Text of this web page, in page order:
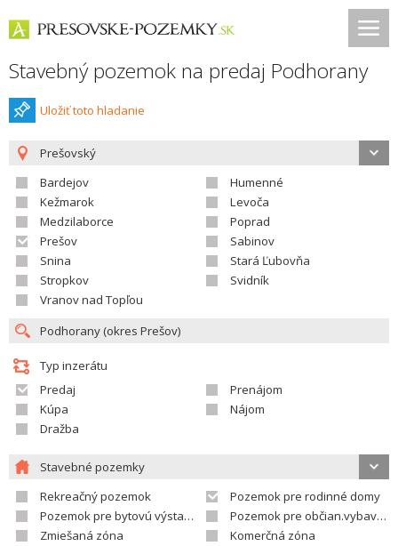
Stavebný pozemok na predaj Podhorany
Uložiť toto hladanie
Prešovský
Bardejov
Humenné
Kežmarok
Levoča
Medzilaborce
Poprad
Prešov
Sabinov
Snina
Stará Ľubovňa
Stropkov
Svidník
Vranov nad Topľou
Typ inzerátu
Predaj
Prenájom
Kúpa
Nájom
Dražba
Stavebné pozemky
Rekreačný pozemok
Pozemok pre rodinné domy
Pozemok pre bytovú výstavbu
Pozemok pre občian.vybavenosť
Zmiešaná zóna
Komerčná zóna